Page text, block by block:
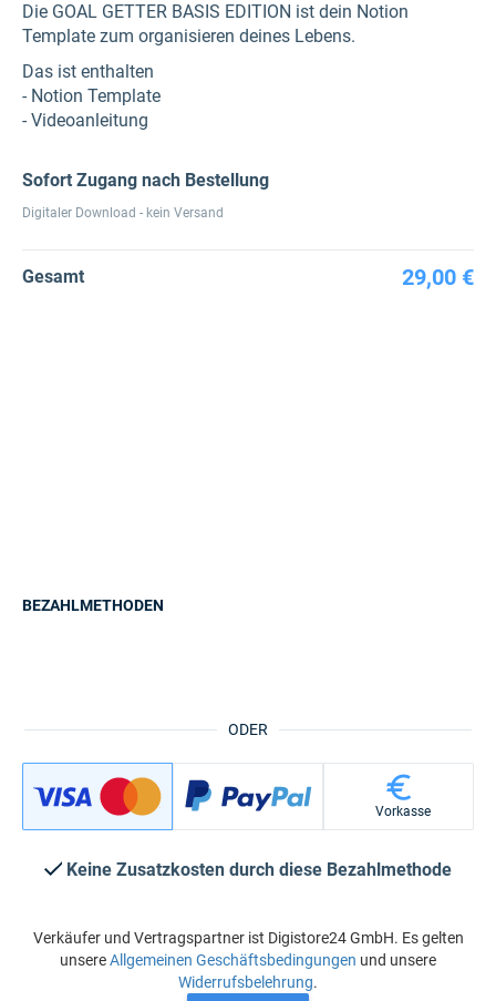
Die GOAL GETTER BASIS EDITION ist dein Notion
Template zum organisieren deines Lebens.
Das ist enthalten
- Notion Template
- Videoanleitung
Sofort Zugang nach Bestellung
Digitaler Download - kein Versand
Gesamt 29,00 €
ODER
BEZAHLMETHODEN
Vorkasse
Keine Zusatzkosten durch diese Bezahlmethode
Verkäufer und Vertragspartner ist Digistore24 GmbH. Es gelten
unsereAllgemeinen Geschäftsbedingungen und unsere
Widerrufsbelehrung.